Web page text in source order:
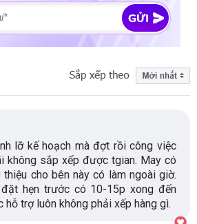
lỡ kế hoạch mà đợt rồi công việc
không sắp xếp được tgian. May có
cho bên này có làm ngoài giờ.
hẹn trước có 10-15p xong đến
hỗ trợ luôn không phải xếp hàng gì.